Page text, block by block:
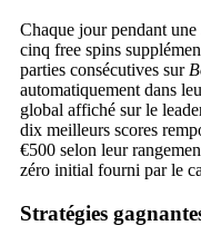
Chaque jour pendant
cinq free spins
parties consécutives sur
automatiquement dans
global affiché sur le
dix meilleurs scores
€500 selon leur
zéro initial fourni par le
Stratégies